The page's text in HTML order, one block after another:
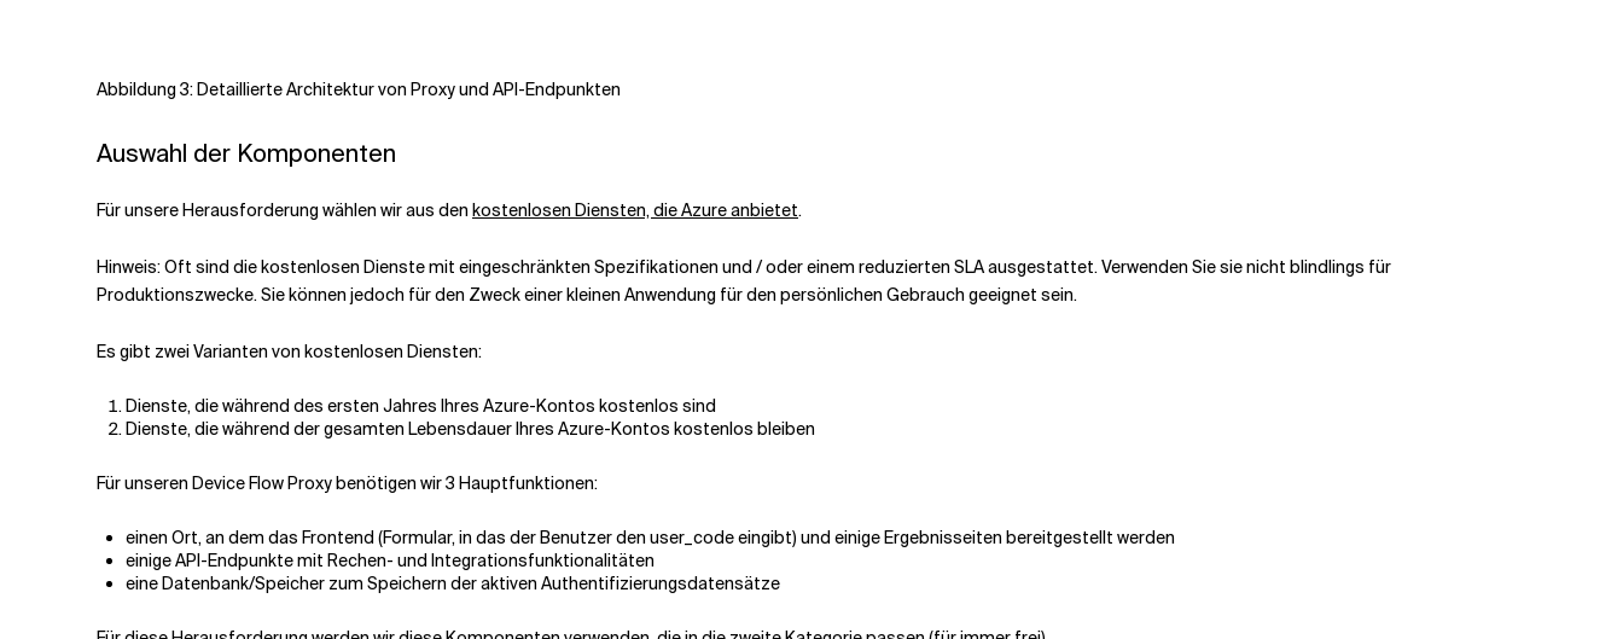
Abbildung 3: Detaillierte Architektur von Proxy und API-Endpunkten
Auswahl der Komponenten
Für unsere Herausforderung wählen wir aus den kostenlosen Diensten, die Azure anbietet.
️Hinweis: Oft sind die kostenlosen Dienste mit eingeschränkten Spezifikationen und / oder einem reduzierten SLA ausgestattet. Verwenden Sie sie nicht blindlings für
Produktionszwecke. Sie können jedoch für den Zweck einer kleinen Anwendung für den persönlichen Gebrauch geeignet sein.
Es gibt zwei Varianten von kostenlosen Diensten:
Dienste, die während des ersten Jahres Ihres Azure-Kontos kostenlos sind
Dienste, die während der gesamten Lebensdauer Ihres Azure-Kontos kostenlos bleiben
Für unseren Device Flow Proxy benötigen wir 3 Hauptfunktionen:
einen Ort, an dem das Frontend (Formular, in das der Benutzer den user_code eingibt) und einige Ergebnisseiten bereitgestellt werden
einige API-Endpunkte mit Rechen- und Integrationsfunktionalitäten
eine Datenbank/Speicher zum Speichern der aktiven Authentifizierungsdatensätze